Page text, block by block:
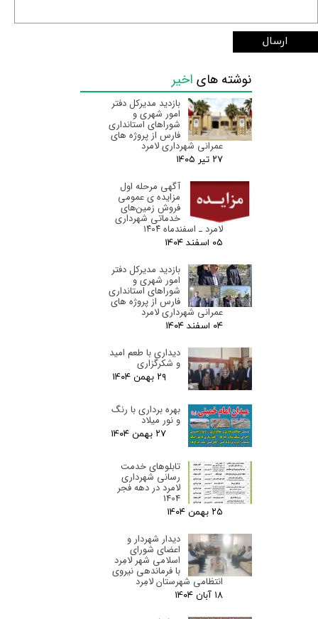
ارسال
نوشته های اخیر
بازدید مدیرکل دفتر
امور شهری و
شوراهای استانداری
فارس از پروژه های
عمرانی شهرداری لامرد
۲۷ تیر ۰۵
آگهی مرحله اول
مزایده ی عمومی
فروش زمین‌های
خدماتی شهرداری
لامرد ـ اسفندماه ۱۴۰۴
۰۵ اسفند ۰۴
بازدید مدیرکل دفتر
امور شهری و
شوراهای استانداری
فارس از پروژه های
عمرانی شهرداری لامرد
۰۴ اسفند ۰۴
دیداری با طعم امید
و شکرگزاری
۲۹ بهمن ۰۴
بهره برداری با رنگ
و نور میلاد
۲۷ بهمن ۰۴
تابلوهای خدمت
رسانی شهرداری
لامرد در دهه فجر
1404
۲۵ بهمن ۰۴
دیدار شهردار و
اعضای شورای
اسلامی شهر لامِرد
با فرماندهی نیروی
انتظامی شهرستان لامِرد
۱۸ آبان ۰۴